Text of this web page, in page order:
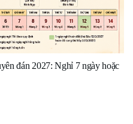
đán 2027: Nghỉ 7 ngày hoặc